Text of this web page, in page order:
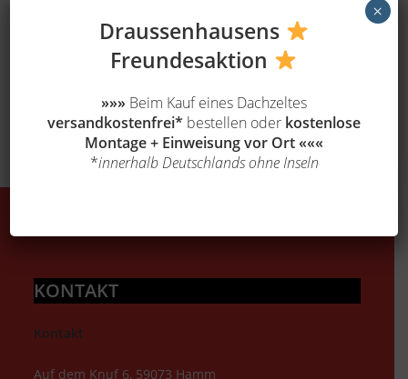
Neueste Kommentare
KONTAKT
Kontakt
Auf dem Knuf 6, 59073 Hamm
Draussenhausens
Freundesaktion
»»» Beim Kauf eines Dachzeltes
versandkostenfrei* bestellen oder kostenlose
Montage + Einweisung vor Ort«««
*innerhalb Deutschlands ohne Inseln
×